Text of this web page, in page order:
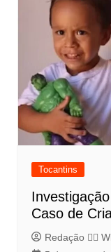
Tocantins
Caso de
Redação 👨‍⚖️​